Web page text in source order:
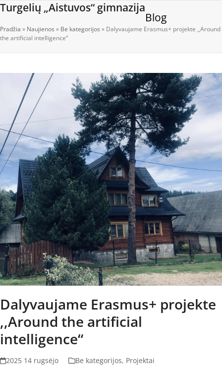
Skip
content
Turgelių „Aistuvos“ gimnazija
Open
mobile
menu
Close
mobile
menu
Blog
Pradžia » Naujienos » Be kategorijos » Dalyvaujame Erasmus+ projekte ,,Around
the artificial intelligence“
Dalyvaujame Erasmus+ projekte
,,Around the artificial
intelligence“
2025 14 rugsėjo Be kategorijos, Projektai